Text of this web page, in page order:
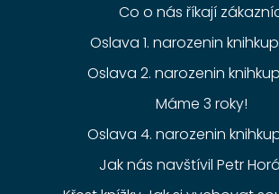
Co o nás říkají
Oslava 1. narozenin
Oslava 2. narozenin
Máme 3 roky!
Oslava 4. narozenin
Jak nás navštívil Petr